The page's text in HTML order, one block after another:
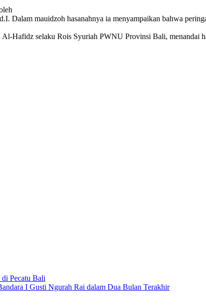
mauidzoh hasanahnya ia menyampaikan bahwa
Hafidz selaku Rois Syuriah PWNU Provinsi Bali, menandai
Pecatu Bali
I Gusti Ngurah Rai dalam Dua Bulan Terakhir